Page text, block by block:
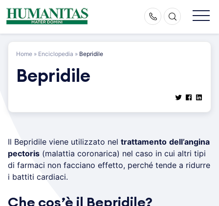
Skip
to
Home » Enciclopedia » Bepridile
Bepridile
Il Bepridile viene utilizzato nel trattamento dell’angina
pectoris (malattia coronarica) nel caso in cui altri tipi
di farmaci non facciano effetto, perché tende a ridurre
i battiti cardiaci.
Che cos’è il Bepridile?